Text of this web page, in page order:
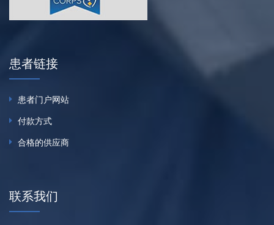
患者链接
患者门户网站
付款方式
合格的供应商
联系我们